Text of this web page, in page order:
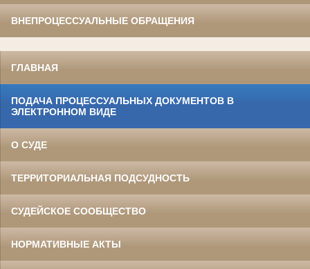
ВНЕПРОЦЕССУАЛЬНЫЕ ОБРАЩЕНИЯ
ГЛАВНАЯ
ПОДАЧА ПРОЦЕССУАЛЬНЫХ ДОКУМЕНТОВ В
ЭЛЕКТРОННОМ ВИДЕ
О СУДЕ
ТЕРРИТОРИАЛЬНАЯ ПОДСУДНОСТЬ
СУДЕЙСКОЕ СООБЩЕСТВО
НОРМАТИВНЫЕ АКТЫ